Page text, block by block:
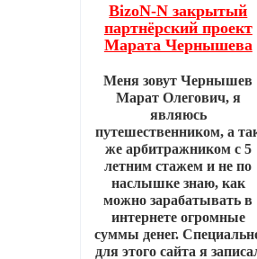
BizoN-N закрытый
партнёрский проект
Марата Чернышева
Меня зовут Чернышев
Марат Олегович, я
являюсь
путешественником, а
же арбитражником с 5
летним стажем и не по
наслышке знаю, как
можно зарабатывать в
интернете огромные
суммы денег.
для этого сайта я